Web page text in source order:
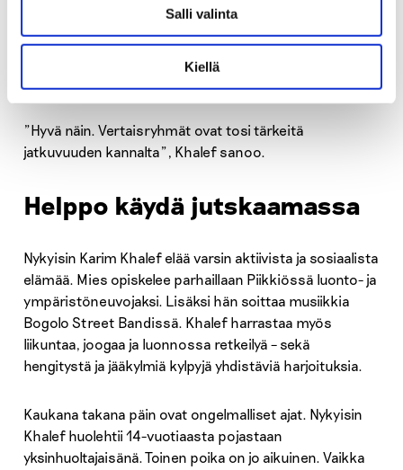
Salli valinta
Kiellä
päihdekuntoutujille. Pikkuhiljaa NA-vertaistukiryhmien
pitämiseen löytyi Turussa muitakin henkilöitä. Nykyisin
päihdeongelmaisten kuntoutujien on jo paljon helpompi
”Hyvä näin. Vertaisryhmät ovat tosi tärkeitä
jatkuvuuden kannalta”, Khalef sanoo.
Helppo käydä jutskaamassa
Nykyisin Karim Khalef elää varsin aktiivista ja sosiaalista
elämää. Mies opiskelee parhaillaan Piikkiössä luonto- ja
ympäristöneuvojaksi. Lisäksi hän soittaa musiikkia
Bogolo Street Bandissä. Khalef harrastaa myös
liikuntaa, joogaa ja luonnossa retkeilyä – sekä
hengitystä ja jääkylmiä kylpyjä yhdistäviä harjoituksia.
Kaukana takana päin ovat ongelmalliset ajat. Nykyisin
Khalef huolehtii 14-vuotiaasta pojastaan
yksinhuoltajaisänä. Toinen poika on jo aikuinen. Vaikka